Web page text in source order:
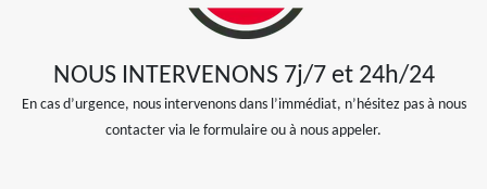
NOUS INTERVENONS 7j/7 et 24h/24
En cas d’urgence, nous intervenons dans l’immédiat, n’hésitez pas à nous
contacter via le formulaire ou à nous appeler.